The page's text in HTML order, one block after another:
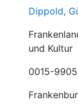
Dippold,
und Kultur
0015-9905